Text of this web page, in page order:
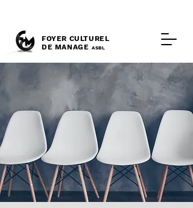
FOYER CULTUREL
DE MANAGE ASBL